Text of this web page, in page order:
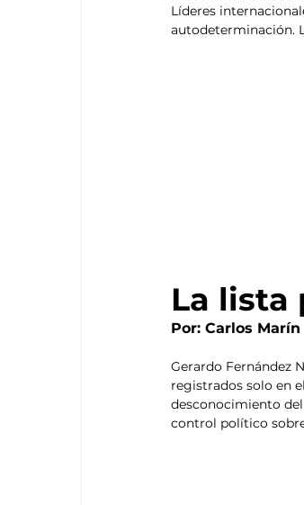
Líderes
autodeterminación.
La lista
Por: Carlos Marín
Gerardo Fernández
registrados solo en
desconocimiento
control político